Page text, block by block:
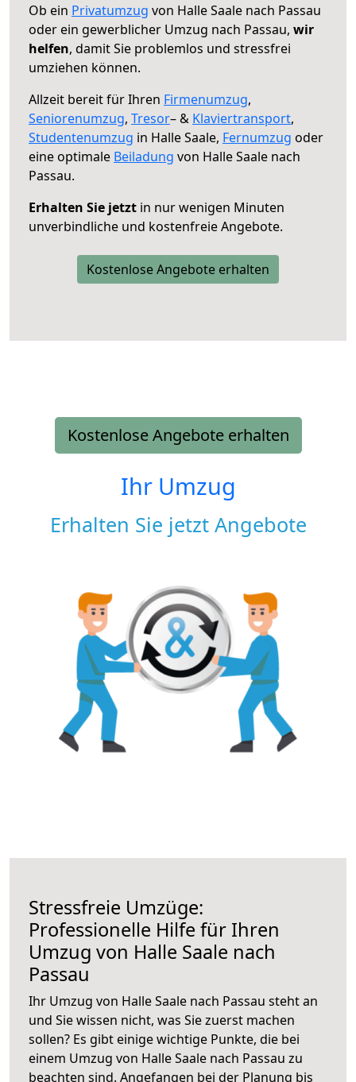
Ob ein Privatumzug von Halle Saale nach Passau
oder ein gewerblicher Umzug nach Passau, wir
helfen, damit Sie problemlos und stressfrei
umziehen können.
Allzeit bereit für Ihren Firmenumzug,
Seniorenumzug, Tresor– & Klaviertransport,
Studentenumzug in Halle Saale, Fernumzug oder
eine optimale Beiladung von Halle Saale nach
Passau.
Erhalten Sie jetzt in nur wenigen Minuten
unverbindliche und kostenfreie Angebote.
Kostenlose Angebote erhalten
Kostenlose Angebote erhalten
Ihr Umzug
Erhalten Sie jetzt Angebote
Stressfreie Umzüge:
Professionelle Hilfe für Ihren
Umzug von Halle Saale nach
Passau
Ihr Umzug von Halle Saale nach Passau steht an
und Sie wissen nicht, was Sie zuerst machen
sollen? Es gibt einige wichtige Punkte, die bei
einem Umzug von Halle Saale nach Passau zu
beachten sind. Angefangen bei der Planung bis